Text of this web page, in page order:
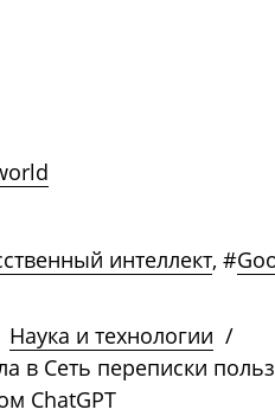
интеллект, #
Наука и технологии /
в Сеть переписки
ChatGPT